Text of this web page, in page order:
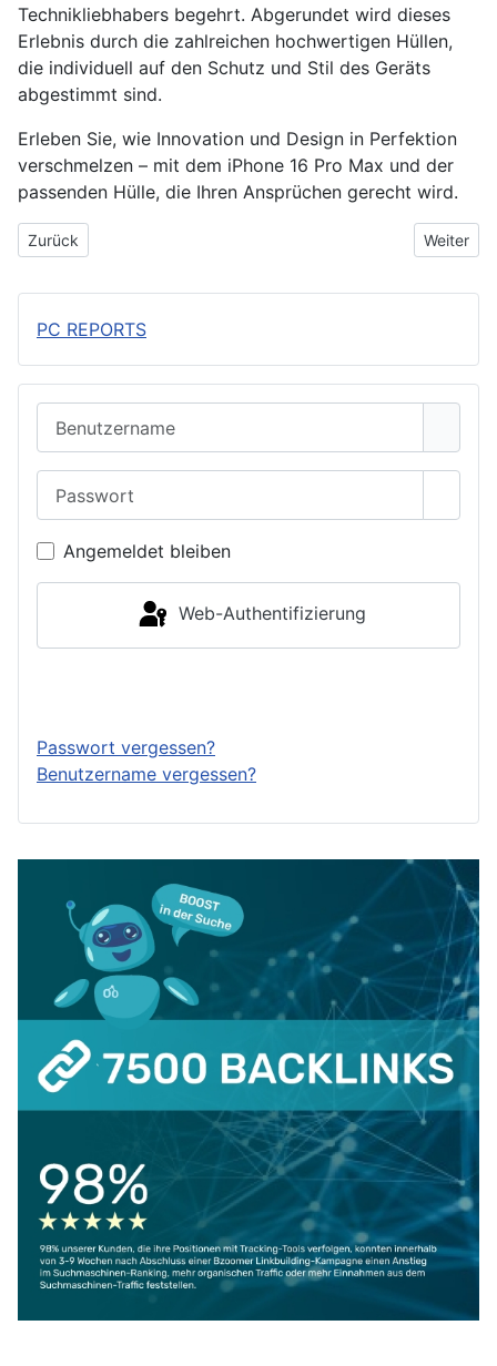
Technikliebhabers begehrt. Abgerundet wird dieses
Erlebnis durch die zahlreichen hochwertigen Hüllen,
die individuell auf den Schutz und Stil des Geräts
abgestimmt sind.
Erleben Sie, wie Innovation und Design in Perfektion
verschmelzen – mit dem iPhone 16 Pro Max und der
passenden Hülle, die Ihren Ansprüchen gerecht wird.
Vorheriger Beitrag: Wie du deine Lebensbalance im Alltag
Zurück Nächster
Weiter
PC REPORTS
Angemeldet bleiben
Web-Authentifizierung
Passwort vergessen?
Benutzername vergessen?